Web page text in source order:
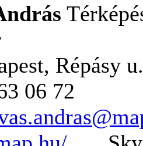
Répásy
06 72